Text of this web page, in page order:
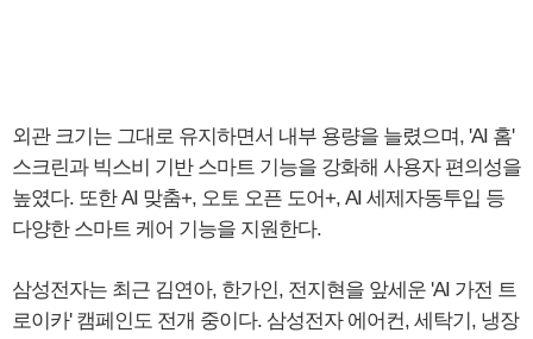
외관 크기는 그대로 유지하면서 내부 용량을 늘렸으며, 'AI 홈'
스크린과 빅스비 기반 스마트 기능을 강화해 사용자 편의성을
높였다. 또한 AI 맞춤+, 오토 오픈 도어+, AI 세제자동투입 등
다양한 스마트 케어 기능을 지원한다.
삼성전자는 최근 김연아, 한가인, 전지현을 앞세운 'AI 가전 트
로이카' 캠페인도 전개 중이다. 삼성전자 에어컨, 세탁기, 냉장